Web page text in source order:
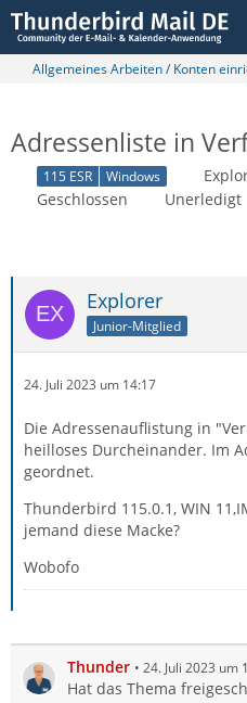
Allgemeines Arbeiten / Konten
Adressenliste in
115 ESR Windows
Geschlossen
Unerledigt
Explorer
Junior-Mitglied
24. Juli 2023 um 14:17
Die Adressenauflistung in
heilloses Durcheinander. Im
geordnet.
Thunderbird 115.0.1, WIN
jemand diese Macke?
Wobofo
Thunder 24. Juli 2023 um
Hat das Thema